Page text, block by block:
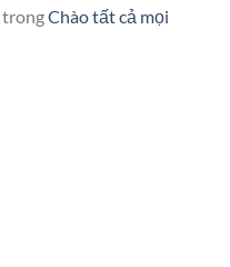
trongChào tất cả mọi